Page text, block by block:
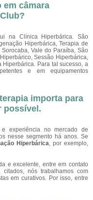
em câmara
na Clínica Hiperbárica. São
Hiperbárica, Terapia de
Vale do Paraíba, São
Sessão Hiperbárica,
Hiperbárica. Para tal sucesso, a
e em equipamentos
importa para
possível.
experiência no mercado de
nesse segmento há anos. Se
Hiperbárica, por exemplo,
e excelente, entre em contato
nós trabalhamos com
em curativos. Por isso, entre